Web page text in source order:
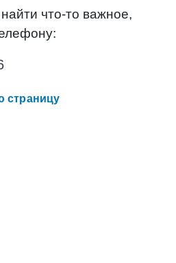
что-то важное,
страницу